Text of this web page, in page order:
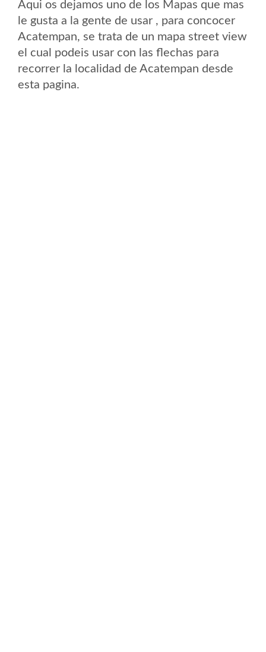
Aqui os dejamos uno de los Mapas que mas
le gusta a la gente de usar , para concocer
Acatempan, se trata de un mapa street view
el cual podeis usar con las flechas para
recorrer la localidad de Acatempan desde
esta pagina.